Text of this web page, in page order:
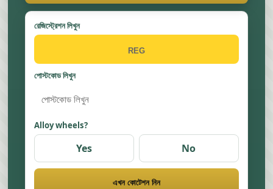
রেজিস্ট্রেশন লিখুন
পোস্টকোড লিখুন
Alloy wheels?
Yes No
এখন কোটেশন নিন